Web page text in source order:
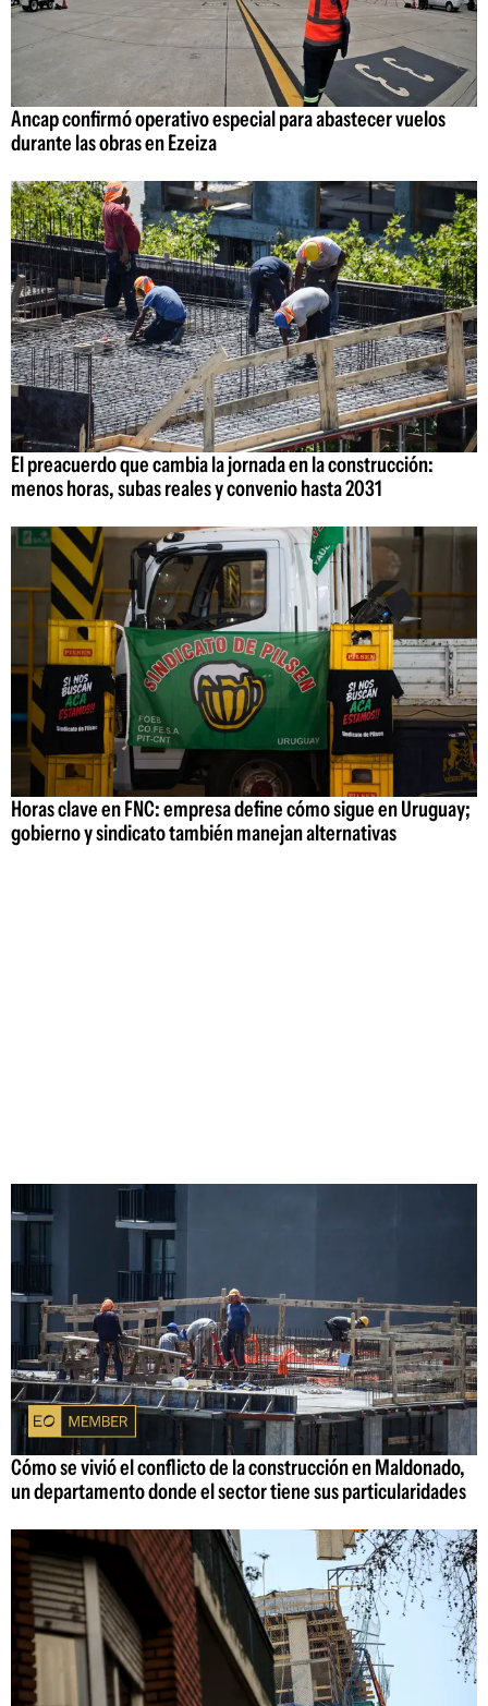
Ancap confirmó operativo especial para abastecer vuelos
durante las obras en Ezeiza
El preacuerdo que cambia la jornada en la construcción:
menos horas, subas reales y convenio hasta 2031
Horas clave en FNC: empresa define cómo sigue en Uruguay;
gobierno y sindicato también manejan alternativas
Cómo se vivió el conflicto de la construcción en Maldonado,
un departamento donde el sector tiene sus particularidades